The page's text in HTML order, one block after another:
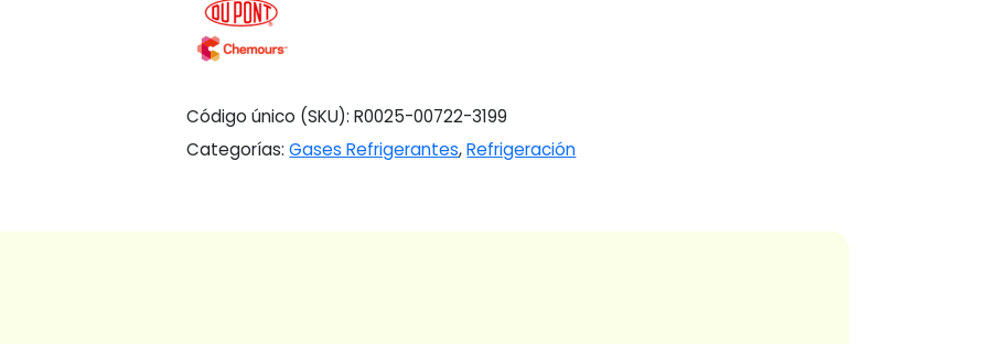
Código único (SKU):R0025-00722-3199
Categorías:Gases Refrigerantes,Refrigeración